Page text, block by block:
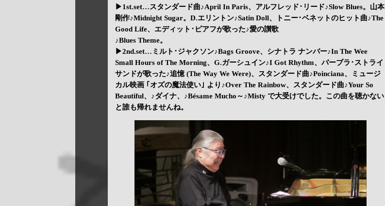
▶1st.set…スタンダード曲♪April In Paris、アルフレッド･リード♪Slow Blues。山本
剛作♪Midnight Sugar。D.エリントン♪Satin Doll、トニー･ベネットのヒット曲♪The
Good Life、エディット･ピアフが歌った♪愛の讃歌
♪Blues Theme。
▶2nd.set…ミルト･ジャクソン♪Bags Groove、シナトラ ナンバー♪In The Wee
Small Hours of The Morning、G.ガーシュイン♪I Got Rhythm、バーブラ･ストライ
サンドが歌った♪追憶 (The Way We Were)、スタンダード曲♪Poinciana、ミュージ
カル映画 ｢オズの魔法使い｣ より♪Over The Rainbow、スタンダード曲♪Your So
Beautiful、♪ダイナ、♪Bésame Mucho～♪Misty で大受けでした。この曲を聴かない
と誰も帰れませんね。